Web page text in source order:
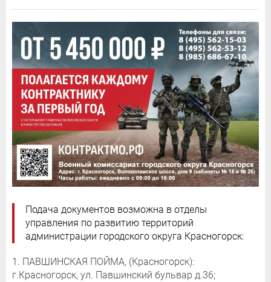
Подача документов возможна в отделы
управления по развитию территорий
администрации городского округа Красногорск:
1. ПАВШИНСКАЯ ПОЙМА, (Красногорск):
г.Красногорск, ул. Павшинский бульвар д.36;